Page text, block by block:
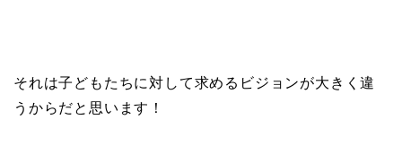
それは子どもたちに対して求めるビジョンが大きく違
うからだと思います！